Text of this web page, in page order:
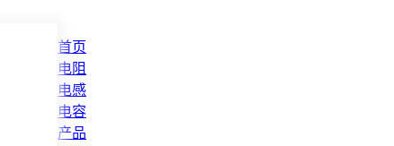
首页
电阻
电感
电容
产品